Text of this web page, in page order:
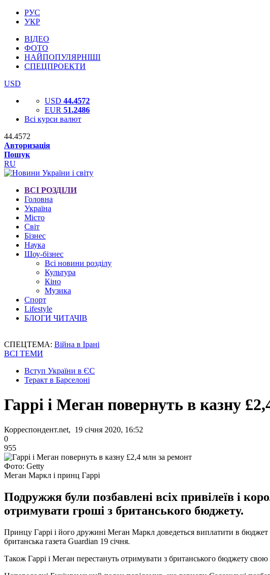
РУС
УКР
ВІДЕО
ФОТО
НАЙПОПУЛЯРНІШІ
СПЕЦПРОЕКТИ
USD
USD 44.4572
EUR 51.2486
Всі курси валют
44.4572
Авторизація
Пошук
RU
ВСІ РОЗДІЛИ
Головна
Україна
Місто
Світ
Бізнес
Наука
Шоу-бізнес
Всі новини розділу
Культура
Кіно
Музика
Спорт
Lifestyle
БЛОГИ ЧИТАЧІВ
СПЕЦТЕМА: Війна в Ірані
ВСІ ТЕМИ
Вступ України в ЄС
Теракт в Барселоні
Гаррі і Меган повернуть в казну
Корреспондент.net, 19 січня 2020, 16:52
0
955
Фото: Getty
Меган Маркл і принц Гаррі
Подружжя були позбавлені всіх привілеїв і
отримувати гроші з британського бюджету.
Принцу Гаррі і його дружині Меган Маркл доведеться виплатити в бюджет
британська газета Guardian 19 січня.
Також Гаррі і Меган перестануть отримувати з британського бюджету свою